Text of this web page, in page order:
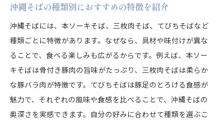
沖縄そばの種類別におすすめの特徴を紹介
沖縄そばには、本ソーキそば、三枚肉そば、てびちそばなど
種類ごとに特徴があります。なぜなら、具材や味付けが異な
ることで、食べる楽しみも広がるからです。例えば、本ソー
キそばは骨付き豚肉の旨味がたっぷり、三枚肉そばは柔らか
な豚バラ肉が特徴です。てびちそばは豚足のとろける食感が
魅力で、それぞれの風味や食感を比べることで、沖縄そばの
奥深さを実感できます。自分の好みに合わせて種類を選ぶこ